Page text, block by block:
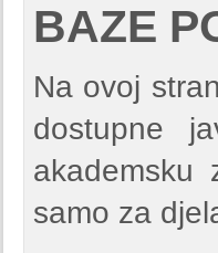
BAZE
Na ovoj
dostupne
akademsku
samo za